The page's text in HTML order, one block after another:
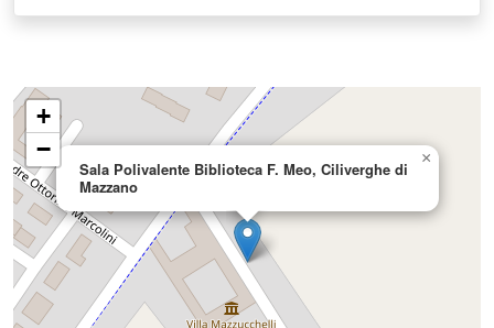
Sala Polivalente Biblioteca F. Meo, Ciliverghe di
Mazzano
×
+
−